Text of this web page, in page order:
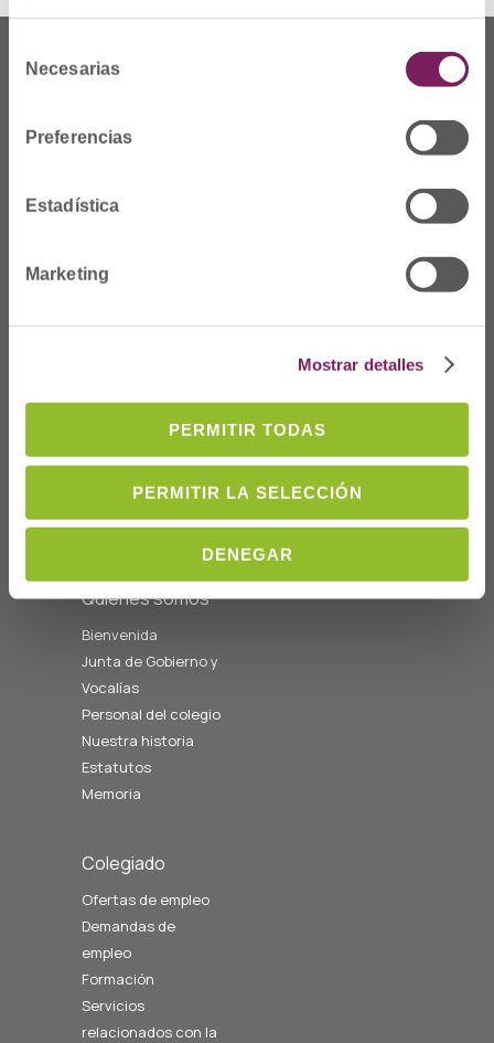
Necesarias
Preferencias
Estadística
Marketing
Mostrar detalles
PERMITIR TODAS
PERMITIR LA SELECCIÓN
DENEGAR
Dónde Estamos
Telf: 943 42 91 14
Horario L-V
cofgipuzkoa@cofgipuzkoa.eus
Quiénes somos
Bienvenida
Junta de Gobierno y
Vocalías
Personal del colegio
Nuestra historia
Estatutos
Memoria
Colegiado
Ofertas de empleo
Demandas de
empleo
Formación
Servicios
relacionados con la